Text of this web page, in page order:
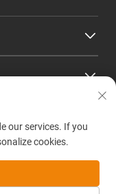
város, Pingyang
our services. If you
cookies.